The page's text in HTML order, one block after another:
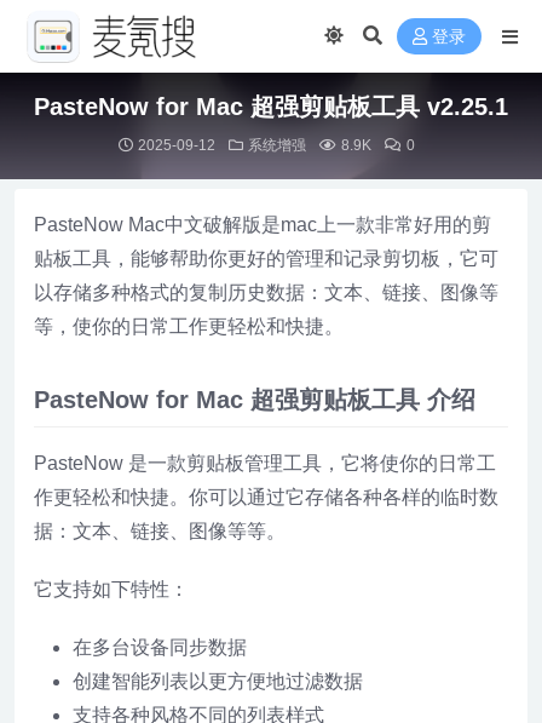
登录
PasteNow for Mac 超强剪贴板工具 v2.25.1
2025-09-12 系统增强 8.9K 0
PasteNow Mac中文破解版是mac上一款非常好用的剪
贴板工具，能够帮助你更好的管理和记录剪切板，它可
以存储多种格式的复制历史数据：文本、链接、图像等
等，使你的日常工作更轻松和快捷。
PasteNow for Mac 超强剪贴板工具 介绍
PasteNow 是一款剪贴板管理工具，它将使你的日常工
作更轻松和快捷。你可以通过它存储各种各样的临时数
据：文本、链接、图像等等。
它支持如下特性：
在多台设备同步数据
创建智能列表以更方便地过滤数据
支持各种风格不同的列表样式